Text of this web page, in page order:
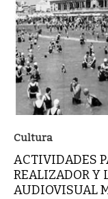
Cultura
ACTIVIDADES
REALIZADOR Y
AUDIOVISUAL